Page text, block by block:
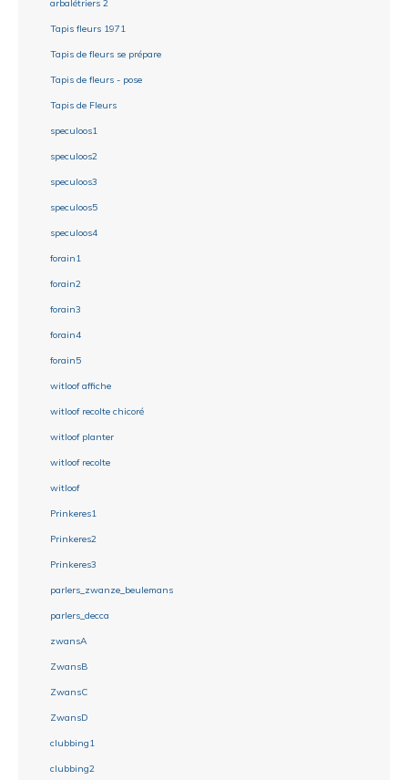
arbalétriers 2
Tapis fleurs 1971
Tapis de fleurs se prépare
Tapis de fleurs - pose
Tapis de Fleurs
speculoos1
speculoos2
speculoos3
speculoos5
speculoos4
forain1
forain2
forain3
forain4
forain5
witloof affiche
witloof recolte chicoré
witloof planter
witloof recolte
witloof
Prinkeres1
Prinkeres2
Prinkeres3
parlers_zwanze_beulemans
parlers_decca
zwansA
ZwansB
ZwansC
ZwansD
clubbing1
clubbing2